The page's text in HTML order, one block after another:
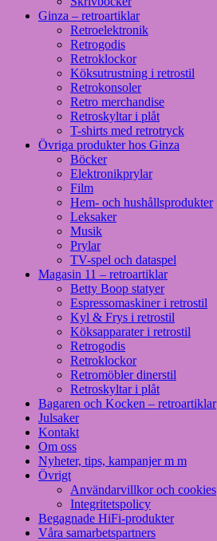
Ginza – retroartiklar
Retroelektronik
Retrogodis
Retroklockor
Köksutrustning i retrostil
Retrokonsoler
Retro merchandise
Retroskyltar i plåt
T-shirts med retrotryck
Övriga produkter hos Ginza
Böcker
Elektronikprylar
Film
Hem- och hushållsprodukter
Leksaker
Musik
Prylar
TV-spel och dataspel
Magasin 11 – retroartiklar
Betty Boop statyer
Espressomaskiner i retrostil
Kyl & Frys i retrostil
Köksapparater i retrostil
Retrogodis
Retroklockor
Retromöbler dinerstil
Retroskyltar i plåt
Bagaren och Kocken – retroartiklar
Julsaker
Kontakt
Om oss
Nyheter, tips, kampanjer m m
Övrigt
Användarvillkor och cookies
Integritetspolicy
Begagnade HiFi-produkter
Våra samarbetspartners